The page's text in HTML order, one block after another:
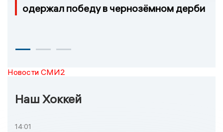
одержал победу в чернозёмном дерби
Новости СМИ2
Наш Хоккей
14:01